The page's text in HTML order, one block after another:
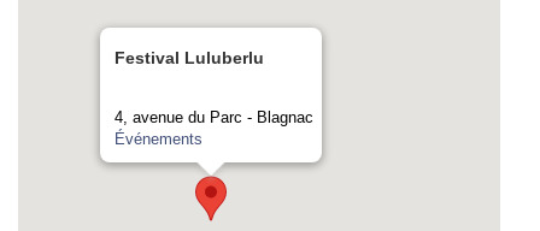
Festival Luluberlu
4, avenue du Parc - Blagnac
Événements